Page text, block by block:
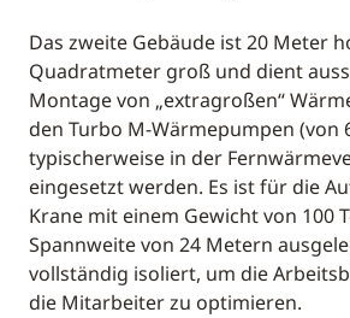
Das zweite Gebäude ist 20 Meter
Quadratmeter groß und dient
Montage von „extragroßen“
den Turbo M-Wärmepumpen (von
typischerweise in der
eingesetzt werden. Es ist für die
Krane mit einem Gewicht von 100
Spannweite von 24 Metern
vollständig isoliert, um die
die Mitarbeiter zu optimieren.